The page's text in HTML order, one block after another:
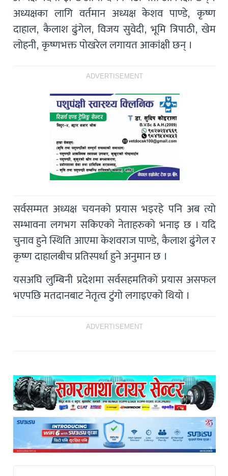
अध्यक्षका लागि वर्तमान अध्यक्ष केशव पाण्डे, कृष्ण
दाहाल, कैलाश ढुंगेल, विजय सुवेदी, भूमि त्रिपाठी, खेम
लोहनी, कृष्णभक्त पोखरेल लगायत आकांक्षी छन् ।
ADVERTISEMENT
सर्वसम्मत अध्यक्ष चयनको प्रयास भइरहे पनि अब त्यो
सम्भावना लगभग सकिएको नेताहरुको भनाइ छ । यदि
चुनाव हुने स्थिति आएमा केशवराज पाण्डे, कैलाश ढुंगेल र
कृष्ण दाहालबीच प्रतिस्पर्धा हुने अनुमान छ ।
यसअघि लुम्बिनी प्रदेशमा सर्वसहमतिको प्रयास असफल
भएपछि मतदानबाट नेतृत्व टुंगो लगाइएको थियो ।
ADVERTISEMENT